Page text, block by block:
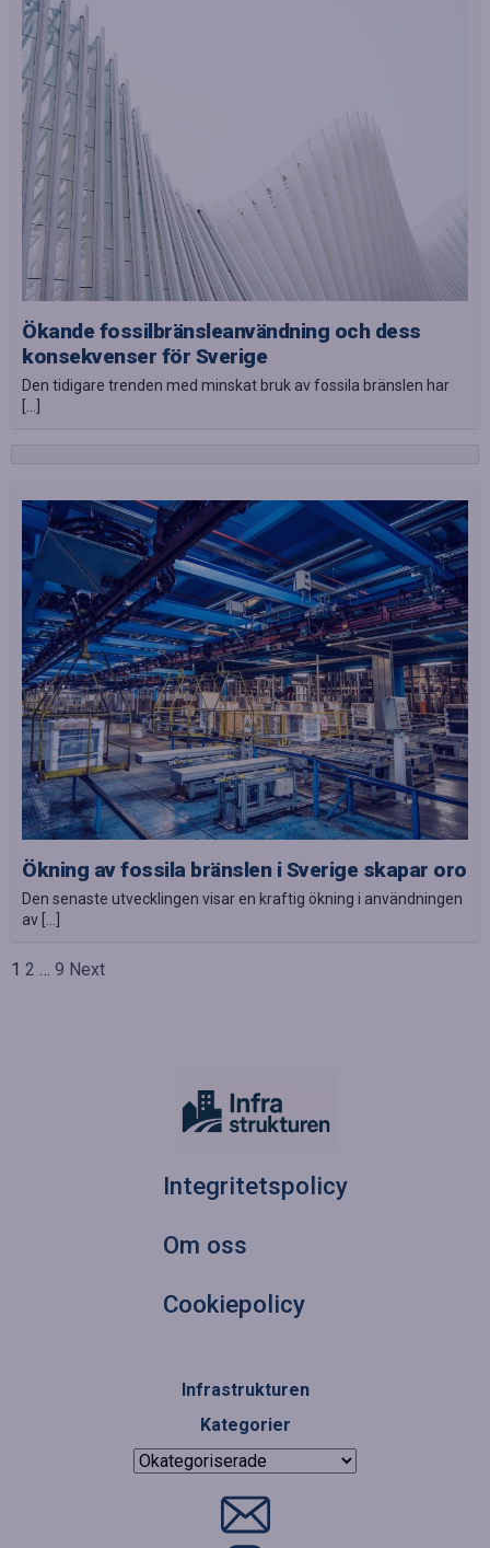
Ökande fossilbränsleanvändning och dess
konsekvenser för Sverige
Den tidigare trenden med minskat bruk av fossila bränslen har
Ökning av fossila bränslen i Sverige skapar oro
Den senaste utvecklingen visar en kraftig ökning i användningen
av […]
Sidnumrering
1 2 … 9 Next
Integritetspolicy
Om oss
Cookiepolicy
Infrastrukturen
Kategorier
Kategorier